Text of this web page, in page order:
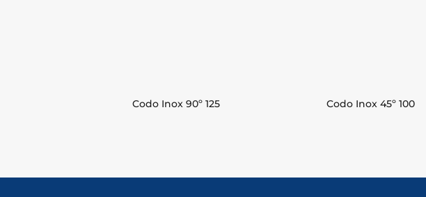
Codo Inox 90º 125 Codo Inox 45º 100